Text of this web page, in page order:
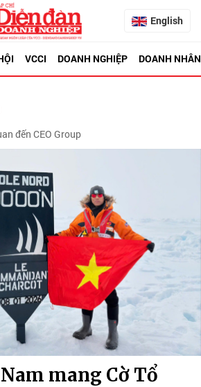
English
VCCI DOANH NGHIỆP DOANH NHÂN
đến CEO Group
mang Cờ Tổ